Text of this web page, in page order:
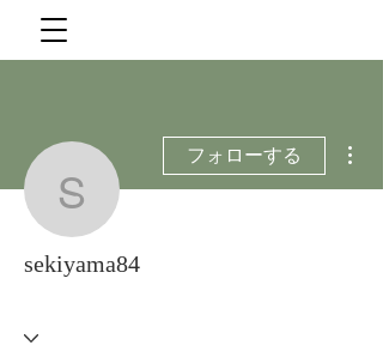
sekiyama84
フォローする
sekiyama84